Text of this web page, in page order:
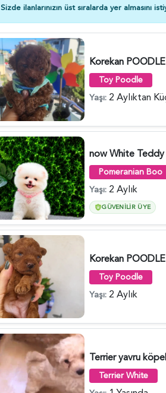
Sizde ilanlarınızın üst sıralarda yer almasını
Toy Poodle
Yaşı: 2 Aylıktan
Pomeranian Boo
Yaşı: 2 Aylık
GÜVENILIR ÜYE
Toy Poodle
Yaşı: 2 Aylık
Terrier yavru
Terrier White